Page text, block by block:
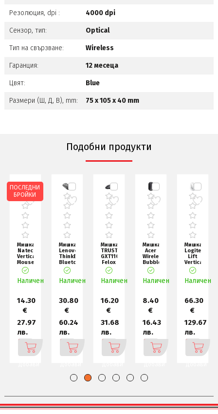
Резолюция, dpi : 4000 dpi
Сензор, тип: Optical
Тип на свързване: Wireless
Гаранция: 12 месеца
Цвят: Blue
Размери (Ш, Д, В), mm: 75 x 105 x 40 mm
Подобни продукти
Мишка
Natec
Vertical
Mouse
Crake
2
Wireless,
Наличен
14.30
€
27.97
лв.
ПОСЛЕДНИ
БРОЙКИ
Мишка
Lenovo
ThinkBook
Bluetooth
Silent
Mouse
Наличен
30.80
€
60.24
лв.
Мишка
TRUST
GXT110
Felox
Wireless
Mouse
Black
Наличен
16.20
€
31.68
лв.
Мишка
Acer
Wireless
Bubble
Mouse,
AMR100,
Black,
Наличен
8.40
€
16.43
лв.
Мишка
Logitech
Lift
Vertical
Ergonomic
Mouse
- OFF
Наличен
66.30
€
129.67
лв.